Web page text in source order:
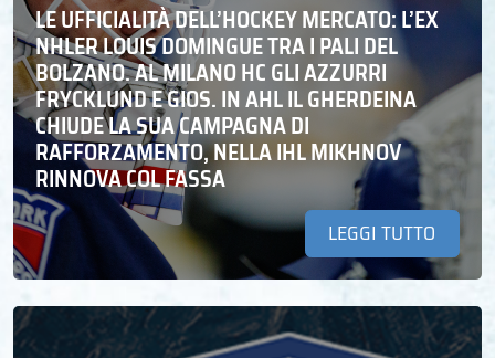
LE UFFICIALITÀ DELL’HOCKEY MERCATO: L’EX
NHLER LOUIS DOMINGUE TRA I PALI DEL
BOLZANO. AL MILANO HC GLI AZZURRI
FRYCKLUND E GIOS. IN AHL IL GHERDEINA
CHIUDE LA SUA CAMPAGNA DI
RAFFORZAMENTO, NELLA IHL MIKHNOV
RINNOVA COL FASSA
LEGGI TUTTO